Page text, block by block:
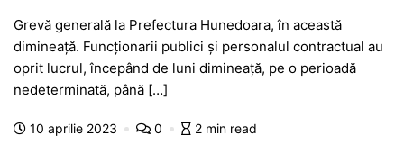
c
e
b
o
at
s
A
p
s
s
e
n
w
itt
er
e
gr
m
s
s
g
ar
ta
je
Grevă generală la Prefectura Hunedoara, în această
dimineață. Funcționarii publici și personalul contractual au
oprit lucrul, începând de luni dimineață, pe o perioadă
nedeterminată, până […]
10 aprilie 2023 0 2 min read